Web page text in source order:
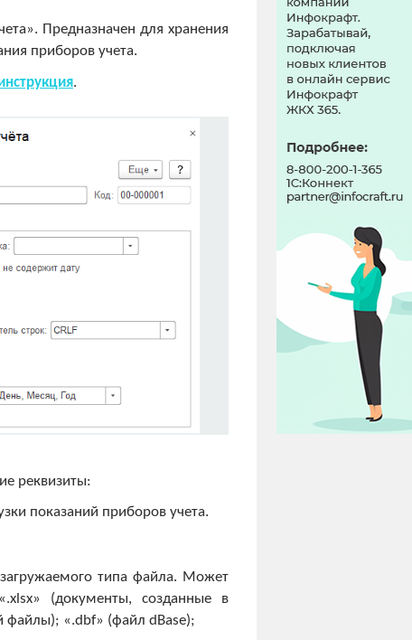
Предназначен для хранения
приборов учета.
.
реквизиты:
показаний приборов учета.
типа файла. Может
(документы, созданные в
файлы); «.dbf» (файл dBase);